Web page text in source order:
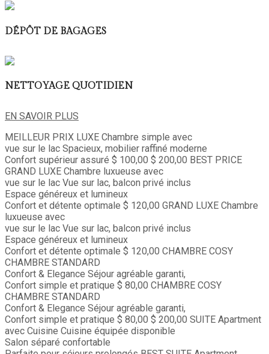
DÉPÔT DE BAGAGES
NETTOYAGE QUOTIDIEN
EN SAVOIR PLUS
MEILLEUR PRIX LUXE Chambre simple avec
vue sur le lac Spacieux, mobilier raffiné moderne
Confort supérieur assuré $ 100,00 $ 200,00 BEST PRICE
GRAND LUXE Chambre luxueuse avec
vue sur le lac Vue sur lac, balcon privé inclus
Espace généreux et lumineux
Confort et détente optimale $ 120,00 GRAND LUXE Chambre
luxueuse avec
vue sur le lac Vue sur lac, balcon privé inclus
Espace généreux et lumineux
Confort et détente optimale $ 120,00 CHAMBRE COSY
CHAMBRE STANDARD
Confort & Elegance Séjour agréable garanti,
Confort simple et pratique $ 80,00 CHAMBRE COSY
CHAMBRE STANDARD
Confort & Elegance Séjour agréable garanti,
Confort simple et pratique $ 80,00 $ 200,00 SUITE Apartment
avec Cuisine Cuisine équipée disponible
Salon séparé confortable